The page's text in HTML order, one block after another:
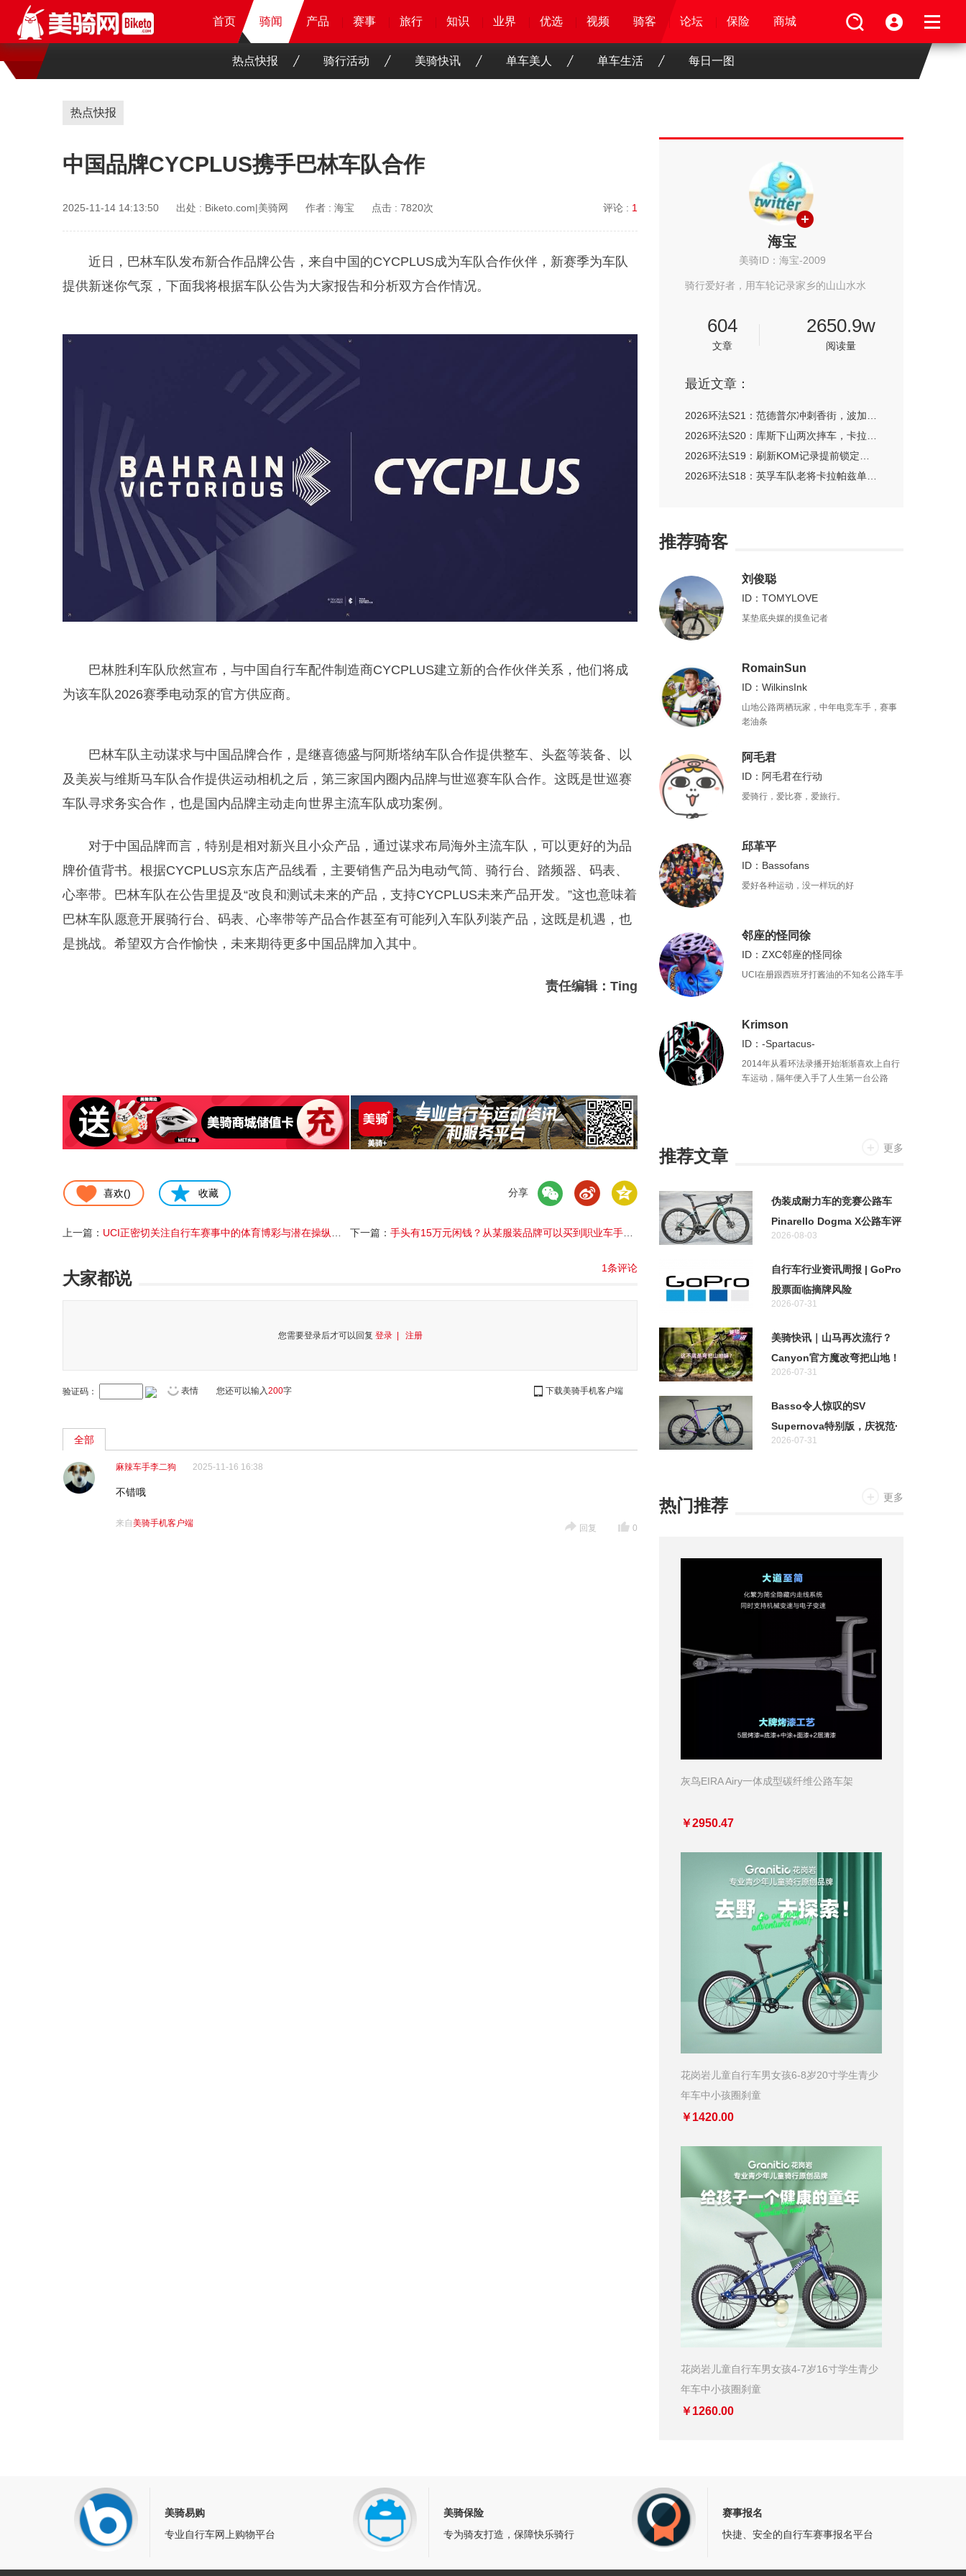
产品 赛事 旅行 知识 业界 优选 骑客 论坛 保险 商城
首页 骑闻 产品 赛事 旅行 知识 业界 优选 骑客 视频 论坛 保险 商城
首页 骑闻 产品 赛事 旅行 知识 业界 优选 视频 骑客 论坛 保险 商城
首页 骑闻 产品 赛事 旅行 知识 业界 优选 视频 骑客 论坛 保险 商城
热点快报 骑行活动 美骑快讯 单车美人 单车生活 每日一图
热点快报
中国品牌CYCPLUS携手巴林车队合作
2025-11-14 14:13:50 出处 : Biketo.com|美骑网 作者 : 海宝 点击 : 7820次 评论 : 1
近日，巴林车队发布新合作品牌公告，来自中国的CYCPLUS成为车队合作伙伴，新赛季为车队
提供新迷你气泵，下面我将根据车队公告为大家报告和分析双方合作情况。
巴林胜利车队欣然宣布，与中国自行车配件制造商CYCPLUS建立新的合作伙伴关系，他们将成
为该车队2026赛季电动泵的官方供应商。
巴林车队主动谋求与中国品牌合作，是继喜德盛与阿斯塔纳车队合作提供整车、头盔等装备、以
及美炭与维斯马车队合作提供运动相机之后，第三家国内圈内品牌与世巡赛车队合作。这既是世巡赛
车队寻求务实合作，也是国内品牌主动走向世界主流车队成功案例。
对于中国品牌而言，特别是相对新兴且小众产品，通过谋求布局海外主流车队，可以更好的为品
牌价值背书。根据CYCPLUS京东店产品线看，主要销售产品为电动气筒、骑行台、踏频器、码表、
心率带。巴林车队在公告里提及“改良和测试未来的产品，支持CYCPLUS未来产品开发。”这也意味着
巴林车队愿意开展骑行台、码表、心率带等产品合作甚至有可能列入车队列装产品，这既是机遇，也
是挑战。希望双方合作愉快，未来期待更多中国品牌加入其中。
责任编辑：Ting
喜欢() 收藏 分享
上一篇： UCI正密切关注自行车赛事中的体育博彩与潜在操纵行为 下一篇： 手头有15万元闲钱？从某服装品牌可以买到职业车手的全部体验
大家都说
1条评论
您需要登录后才可以回复 登录 | 注册
验证码： 表情 下载美骑手机客户端
您还可以输入200字
全部
麻辣车手李二狗 2025-11-16 16:38
不错哦
来自美骑手机客户端 0
回复
海宝
美骑ID：海宝-2009
骑行爱好者，用车轮记录家乡的山山水水
604
文章
2650.9w
阅读量
最近文章：
推荐骑客
刘俊聪
ID：TOMYLOVE
某垫底央媒的摸鱼记者
RomainSun
ID：WilkinsInk
山地公路两栖玩家，中年电竞车手，赛事
老油条
阿毛君
ID：阿毛君在行动
爱骑行，爱比赛，爱旅行。
邱革平
ID：Bassofans
爱好各种运动，没一样玩的好
邻座的怪同徐
ID：ZXC邻座的怪同徐
UCI在册跟西班牙打酱油的不知名公路车手
Krimson
ID：-Spartacus-
2014年从看环法录播开始渐渐喜欢上自行
车运动，隔年便入手了人生第一台公路
推荐文章 更多
伪装成耐力车的竞赛公路车
Pinarello Dogma X公路车评
测
2026-08-03
自行车行业资讯周报 | GoPro
股票面临摘牌风险
2026-07-31
美骑快讯｜山马再次流行？
Canyon官方魔改弯把山地！
特斯拉首款两轮车居然不是电
2026-07-31
Basso令人惊叹的SV
Supernova特别版，庆祝范·
阿维马特奥运金牌十周年
2026-07-31
热门推荐 更多
灰鸟EIRA Airy一体成型碳纤维公路车架
￥2950.47
花岗岩儿童自行车男女孩6-8岁20寸学生青少
年车中小孩圈刹童
￥1420.00
花岗岩儿童自行车男女孩4-7岁16寸学生青少
年车中小孩圈刹童
￥1260.00
美骑易购
专业自行车网上购物平台
美骑保险
专为骑友打造，保障快乐骑行
赛事报名
快捷、安全的自行车赛事报名平台